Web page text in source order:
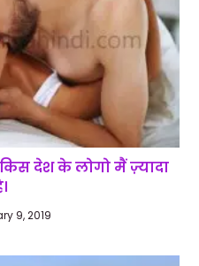
देश के लोगो मैं ज़्यादा
9, 2019